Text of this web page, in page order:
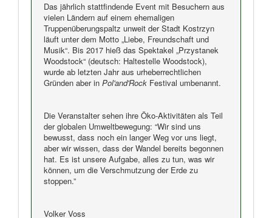
Das jährlich stattfindende Event mit Besuchern aus
vielen Ländern auf einem ehemaligen
Truppenüberungspaltz unweit der Stadt Kostrzyn
läuft unter dem Motto „Liebe, Freundschaft und
Musik“. Bis 2017 hieß das Spektakel „Przystanek
Woodstock“ (deutsch: Haltestelle Woodstock),
wurde ab letzten Jahr aus urheberrechtlichen
Gründen aber in Pol'and'RockFestival umbenannt.
Die Veranstalter sehen ihre Öko-Aktivitäten als Teil
der globalen Umweltbewegung: “Wir sind uns
bewusst, dass noch ein langer Weg vor uns liegt,
aber wir wissen, dass der Wandel bereits begonnen
hat. Es ist unsere Aufgabe, alles zu tun, was wir
können, um die Verschmutzung der Erde zu
stoppen.”
Volker Voss